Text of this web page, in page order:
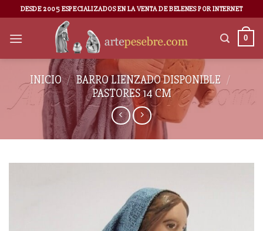
DESDE 2005 ESPECIALIZADOS EN LA VENTA DE BELENES POR INTERNET
0
INICIO / BARRO LIENZADO DISPONIBLE /
PASTORES 14 CM